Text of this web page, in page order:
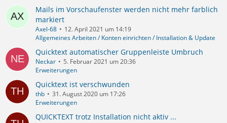
Mails im Vorschaufenster werden nicht mehr farblich
markiert
Axel-68
12. April 2021 um 14:19
Allgemeines Arbeiten / Konten einrichten / Installation & Update
Quicktext automatischer Gruppenleiste Umbruch
Neckar
5. Februar 2021 um 20:36
Erweiterungen
Quicktext ist verschwunden
thb
31. August 2020 um 17:26
Erweiterungen
QUICKTEXT trotz Installation nicht aktiv ...